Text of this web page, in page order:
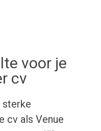
voor je
cv
sterke
cv als Venue